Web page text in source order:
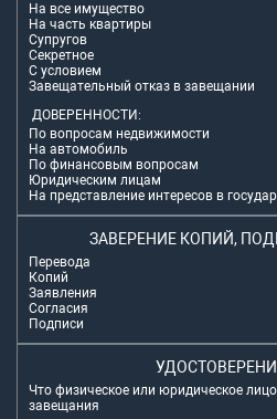
На все имущество
На часть квартиры
Супругов
Секретное
С условием
Завещательный отказ в завещании
ДОВЕРЕННОСТИ:
По вопросам недвижимости
На автомобиль
По финансовым вопросам
Юридическим лицам
На представление интересов в
ЗАВЕРЕНИЕ КОПИЙ,
Перевода
Копий
Заявления
Согласия
Подписи
Что физическое или юридическое
завещания